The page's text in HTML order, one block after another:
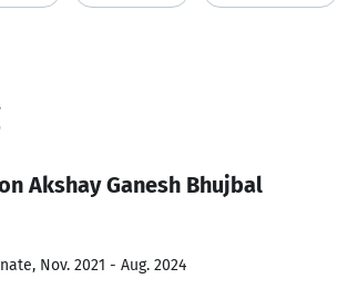
Akshay Ganesh Bhujbal
Nov. 2021 - Aug. 2024